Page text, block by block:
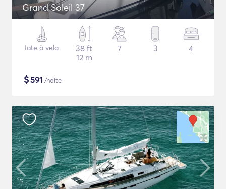
Grand Soleil 37
Iate à vela
38 ft
12 m
7 3 4
$591 /noite